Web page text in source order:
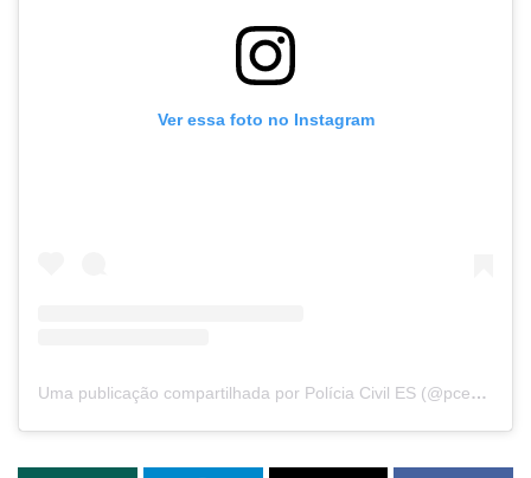
Ver essa foto no Instagram
Uma publicação compartilhada por Polícia Civil ES (@pces_oficial)